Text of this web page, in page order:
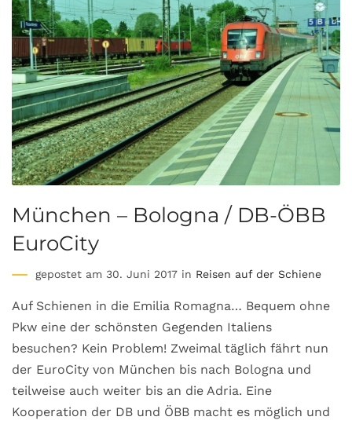
München – Bologna / DB-ÖBB
EuroCity
gepostet am 30. Juni 2017 in Reisen auf der Schiene
Auf Schienen in die Emilia Romagna… Bequem ohne
Pkw eine der schönsten Gegenden Italiens
besuchen? Kein Problem! Zweimal täglich fährt nun
der EuroCity von München bis nach Bologna und
teilweise auch weiter bis an die Adria. Eine
Kooperation der DB und ÖBB macht es möglich und